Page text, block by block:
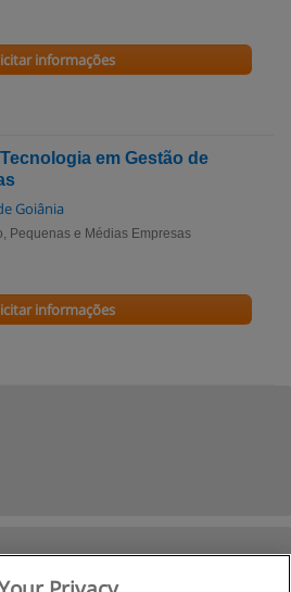
informações
em Gestão de
Goiânia
Pequenas e Médias Empresas
informações